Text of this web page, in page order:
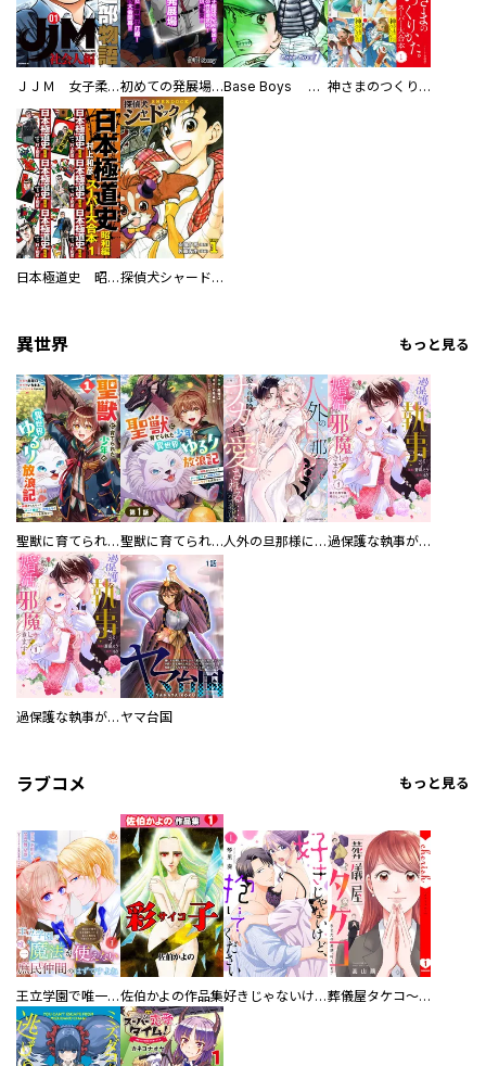
ＪＪＭ 女子柔道部物語 社会人編 初めての発展場 【白抜き修正版】 Base Boys 新装版 神さまのつくりかた。スーパー大合本
日本極道史 昭和編 スーパー大合本 探偵犬シャードック（新装版）
異世界 もっと見る
聖獣に育てられた少年の異世界ゆるり放浪記～神様からもらったチート魔法で、仲間たちとスローライフを満喫中～ 聖獣に育てられた少年の異世界ゆるり放浪記～神様からもらったチート魔法で、仲間たちとスローライフを満喫中～【分冊版】 人外の旦那様に娶られ毎晩ナカまで愛される…。アンソロジー 過保護な執事が私の婚活を邪魔してきます！ 分冊版
過保護な執事が私の婚活を邪魔してきます！ ヤマ台国
ラブコメ もっと見る
王立学園で唯一魔法が使えない庶民仲間のはずですよね～実は王子様で私を溺愛しているなんて告白はやめてください～佐伯かよの作品集 好きじゃないけど、抱いてください【電子単行本版／特典おまけ付き】 葬儀屋タケコ～あなたの最期、叶えます【電子単行本版】